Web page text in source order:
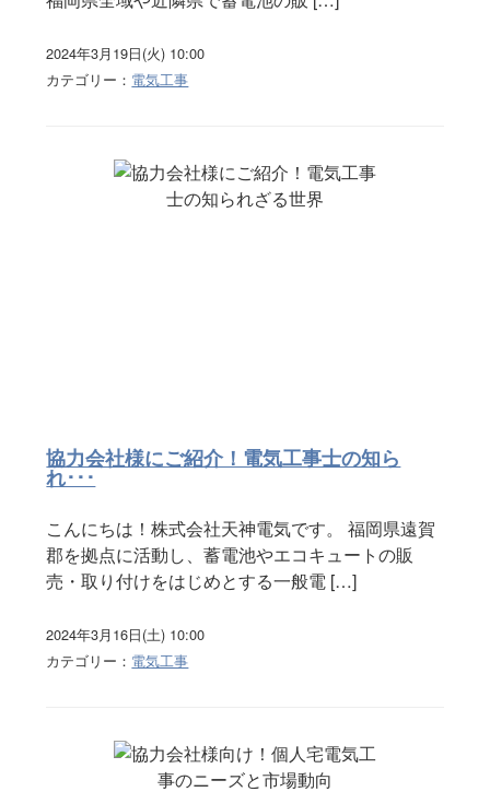
2024年3月19日(火) 10:00
カテゴリー： 電気工事
協力会社様にご紹介！電気工事士の知ら
れ･･･
こんにちは！株式会社天神電気です。 福岡県遠賀
郡を拠点に活動し、蓄電池やエコキュートの販
売・取り付けをはじめとする一般電 […]
2024年3月16日(土) 10:00
カテゴリー： 電気工事